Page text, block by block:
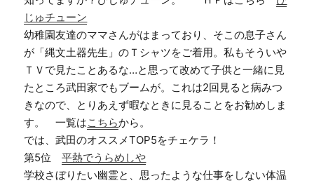
じゅチューン
幼稚園友達のママさんがはまっており、そこの息子さん
が「縄文土器先生」のＴシャツをご着用。私もそういや
ＴＶで見たことあるな…と思って改めて子供と一緒に見
たところ武田家でもブームが。これは2回見ると病みつ
きなので、とりあえず暇なときに見ることをお勧めしま
す。 一覧はこちらから。
では、武田のオススメTOP5をチェケラ！
第5位平熱でうらめしや
学校さぼりたい幽霊と、思ったような仕事をしない体温